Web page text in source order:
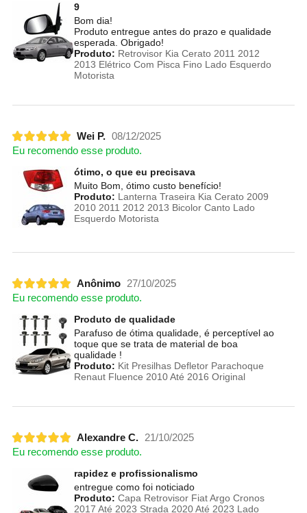
9
Bom dia!
Produto entregue antes do prazo e qualidade
esperada. Obrigado!
Produto: Retrovisor Kia Cerato 2011 2012
2013 Elétrico Com Pisca Fino Lado Esquerdo
Motorista
Wei P. 08/12/2025
Eu recomendo esse produto.
ótimo, o que eu precisava
Muito Bom, ótimo custo benefício!
Produto: Lanterna Traseira Kia Cerato 2009
2010 2011 2012 2013 Bicolor Canto Lado
Esquerdo Motorista
Anônimo
27/10/2025
Eu recomendo esse produto.
Produto de qualidade
Parafuso de ótima qualidade, é perceptível ao
toque que se trata de material de boa
qualidade !
Produto: Kit Presilhas Defletor Parachoque
Renaut Fluence 2010 Até 2016 Original
Alexandre C.
21/10/2025
Eu recomendo esse produto.
rapidez e profissionalismo
entregue como foi noticiado
Produto: Capa Retrovisor Fiat Argo Cronos
2017 Até 2023 Strada 2020 Até 2023 Lado